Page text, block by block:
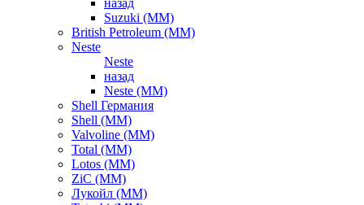
назад
Suzuki (ММ)
British Petroleum (ММ)
Neste
Neste
назад
Neste (ММ)
Shell Германия
Shell (ММ)
Valvoline (ММ)
Total (ММ)
Lotos (ММ)
ZiC (ММ)
Лукойл (ММ)